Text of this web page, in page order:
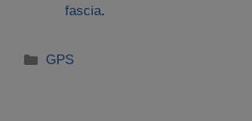
fascia.
Categorie
GPS